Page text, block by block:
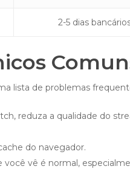
2-5 dias
lista de problemas
reduza a qualidade do
do navegador.
vê é normal,